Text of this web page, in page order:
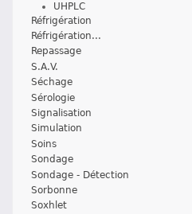
UHPLC
Réfrigération
Réfrigération...
Repassage
S.A.V.
Séchage
Sérologie
Signalisation
Simulation
Soins
Sondage
Sondage - Détection
Sorbonne
Soxhlet